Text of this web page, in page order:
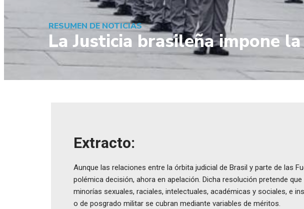
RESUMEN DE NOTICIAS
La Justicia brasileña impone
Extracto:
Aunque las relaciones entre la órbita judicial de Brasil y parte de las
polémica decisión, ahora en apelación. Dicha resolución pretende
minorías sexuales, raciales, intelectuales, académicas y sociales, e
o de posgrado militar se cubran mediante variables de méritos.